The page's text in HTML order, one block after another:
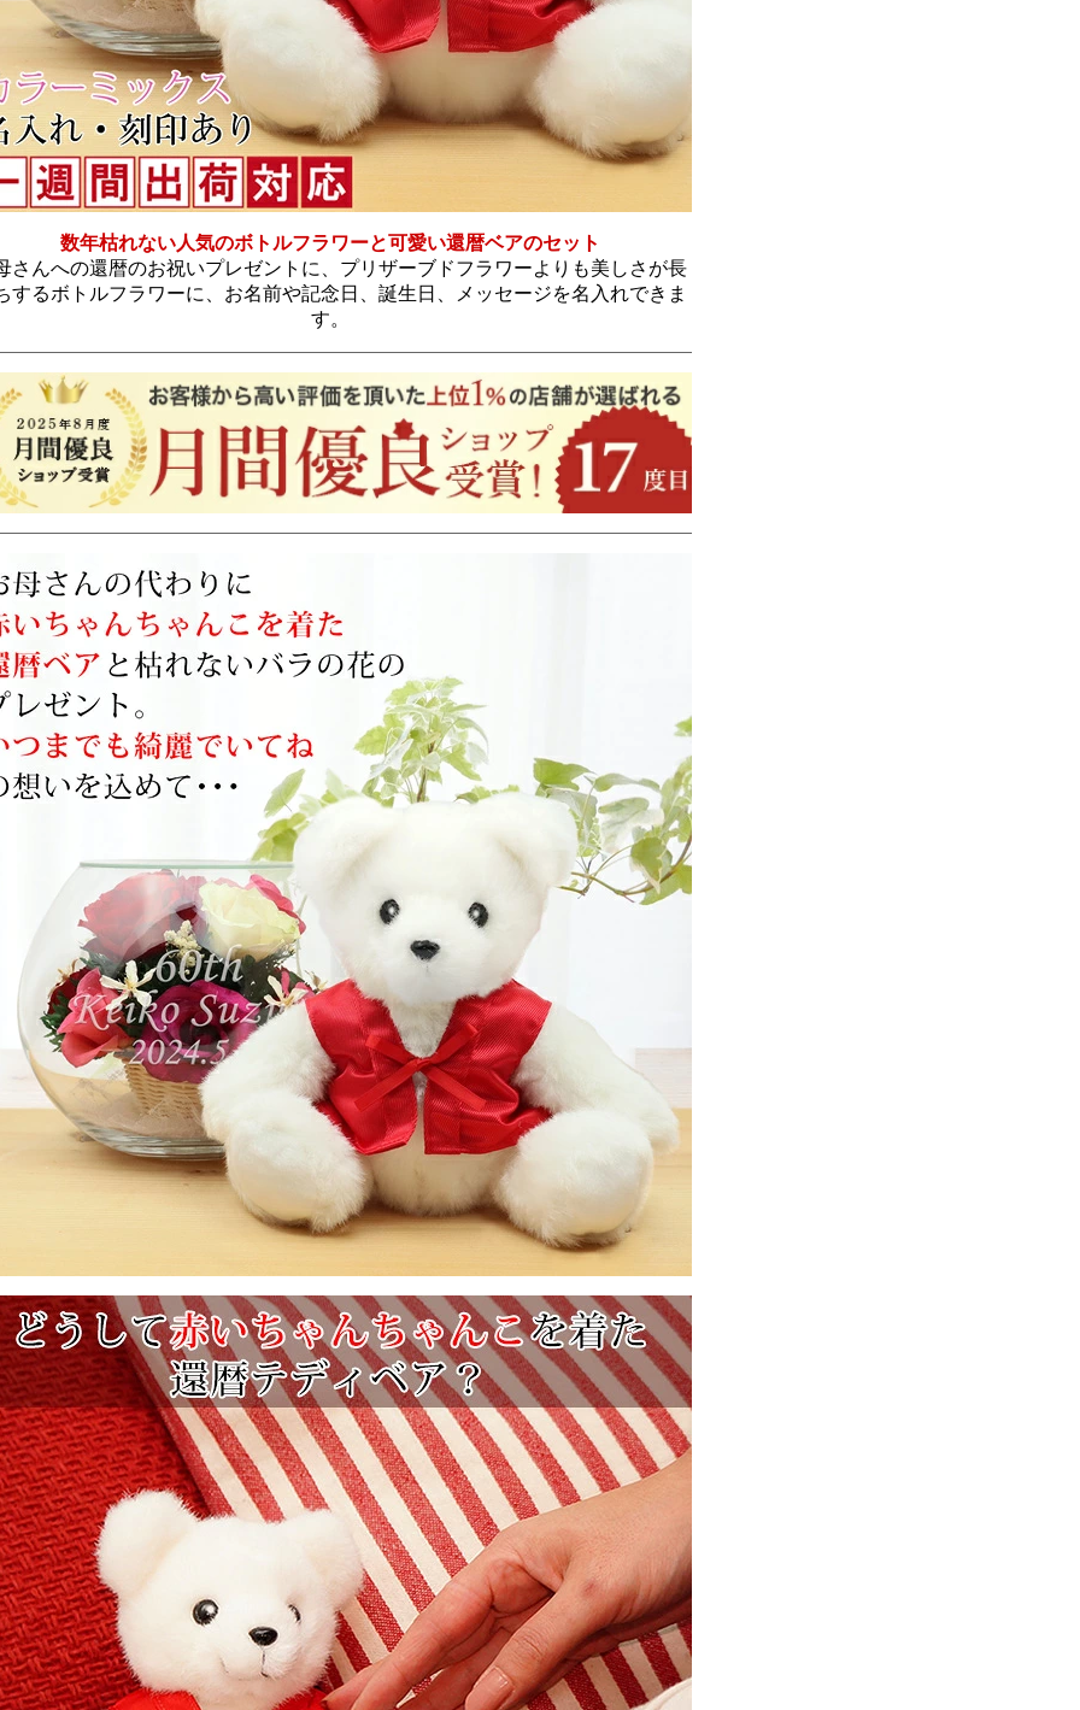
数年枯れない人気のボトルフラワーと可愛い還暦ベアのセット
さんへの還暦のお祝いプレゼントに、プリザーブドフラワーよりも美しさが長
するボトルフラワーに、お名前や記念日、誕生日、メッセージを名入れできま
す。